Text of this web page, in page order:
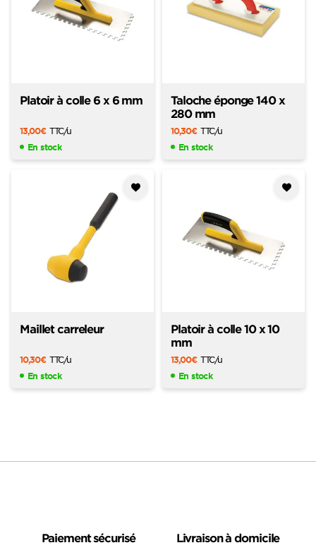
Platoir à colle 6 x 6 mm
13,00€ TTC/u
En stock
Taloche éponge 140 x
280 mm
10,30€ TTC/u
En stock
à mes
favoris
Maillet carreleur
10,30€ TTC/u
En stock
à mes
Platoir à colle 10 x 10
mm
13,00€ TTC/u
En stock
Paiement sécurisé Livraison à domicile